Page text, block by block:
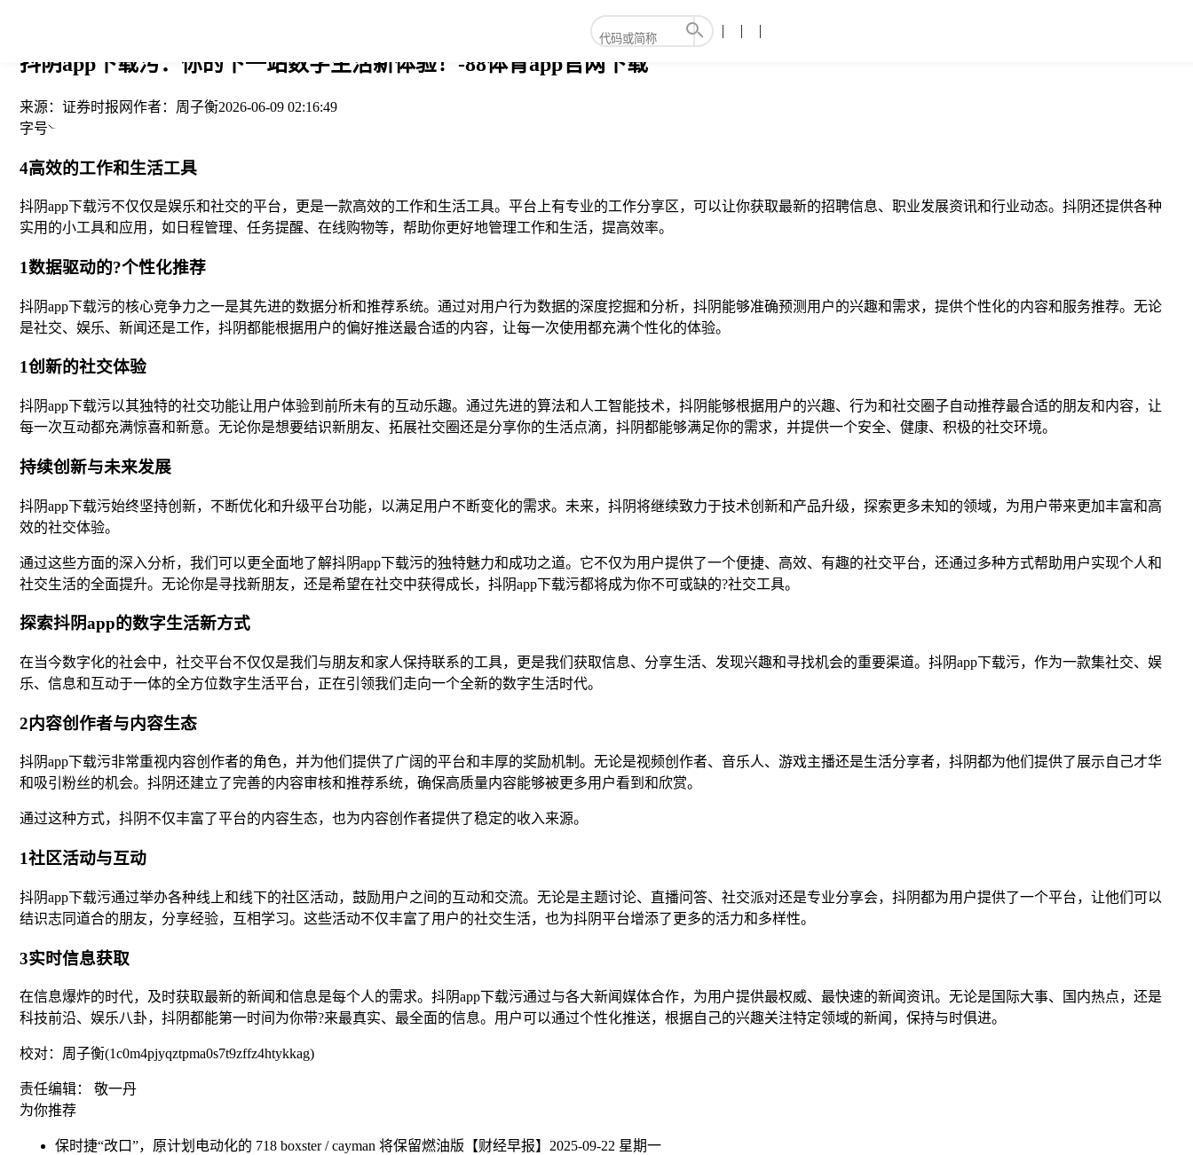
抖阴app下载污：你的下一站数字生活新体验！-88体育app官网下载
来源： 证券时报网作者： 周子衡2026-06-09 02:16:49
字号
4高效的工作和生活工具
抖阴app下载污不仅仅是娱乐和社交的平台，更是一款高效的工作和生活工具。平台上有专业的工作分享区，可以让你获取最新的招聘信息、职业发展资讯和行业动态。抖阴还提供各种
实用的小工具和应用，如日程管理、任务提醒、在线购物等，帮助你更好地管理工作和生活，提高效率。
1数据驱动的?个性化推荐
抖阴app下载污的核心竞争力之一是其先进的数据分析和推荐系统。通过对用户行为数据的深度挖掘和分析，抖阴能够准确预测用户的兴趣和需求，提供个性化的内容和服务推荐。无论
是社交、娱乐、新闻还是工作，抖阴都能根据用户的偏好推送最合适的内容，让每一次使用都充满个性化的体验。
1创新的社交体验
抖阴app下载污以其独特的社交功能让用户体验到前所未有的互动乐趣。通过先进的算法和人工智能技术，抖阴能够根据用户的兴趣、行为和社交圈子自动推荐最合适的朋友和内容，让
每一次互动都充满惊喜和新意。无论你是想要结识新朋友、拓展社交圈还是分享你的生活点滴，抖阴都能够满足你的需求，并提供一个安全、健康、积极的社交环境。
持续创新与未来发展
抖阴app下载污始终坚持创新，不断优化和升级平台功能，以满足用户不断变化的需求。未来，抖阴将继续致力于技术创新和产品升级，探索更多未知的领域，为用户带来更加丰富和高
效的社交体验。
通过这些方面的深入分析，我们可以更全面地了解抖阴app下载污的独特魅力和成功之道。它不仅为用户提供了一个便捷、高效、有趣的社交平台，还通过多种方式帮助用户实现个人和
社交生活的全面提升。无论你是寻找新朋友，还是希望在社交中获得成长，抖阴app下载污都将成为你不可或缺的?社交工具。
探索抖阴app的数字生活新方式
在当今数字化的社会中，社交平台不仅仅是我们与朋友和家人保持联系的工具，更是我们获取信息、分享生活、发现兴趣和寻找机会的重要渠道。抖阴app下载污，作为一款集社交、娱
乐、信息和互动于一体的全方位数字生活平台，正在引领我们走向一个全新的数字生活时代。
2内容创作者与内容生态
抖阴app下载污非常重视内容创作者的角色，并为他们提供了广阔的平台和丰厚的奖励机制。无论是视频创作者、音乐人、游戏主播还是生活分享者，抖阴都为他们提供了展示自己才华
和吸引粉丝的机会。抖阴还建立了完善的内容审核和推荐系统，确保高质量内容能够被更多用户看到和欣赏。
通过这种方式，抖阴不仅丰富了平台的内容生态，也为内容创作者提供了稳定的收入来源。
1社区活动与互动
抖阴app下载污通过举办各种线上和线下的社区活动，鼓励用户之间的互动和交流。无论是主题讨论、直播问答、社交派对还是专业分享会，抖阴都为用户提供了一个平台，让他们可以
结识志同道合的朋友，分享经验，互相学习。这些活动不仅丰富了用户的社交生活，也为抖阴平台增添了更多的活力和多样性。
3实时信息获取
在信息爆炸的时代，及时获取最新的新闻和信息是每个人的需求。抖阴app下载污通过与各大新闻媒体合作，为用户提供最权威、最快速的新闻资讯。无论是国际大事、国内热点，还是
科技前沿、娱乐八卦，抖阴都能第一时间为你带?来最真实、最全面的信息。用户可以通过个性化推送，根据自己的兴趣关注特定领域的新闻，保持与时俱进。
校对：周子衡(1c0m4pjyqztpma0s7t9zffz4htykkag)
责任编辑： 敬一丹
为你推荐
保时捷“改口”，原计划电动化的 718 boxster / cayman 将保留燃油版 【财经早报】2025-09-22 星期一